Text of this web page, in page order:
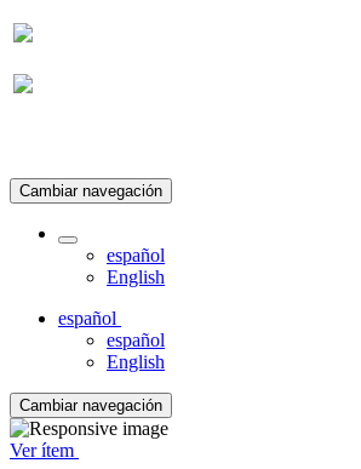
Cambiar navegación
español
English
español
español
English
Cambiar navegación
Ver ítem